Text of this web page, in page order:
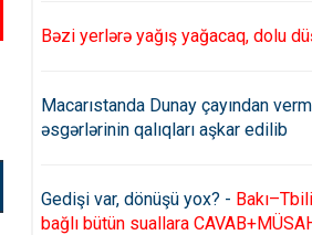
Bəzi yerlərə yağış yağacaq, dolu
Macarıstanda Dunay çayından
əsgərlərinin qalıqları aşkar edilib
Gedişi var, dönüşü yox? -
bağlı bütün suallara